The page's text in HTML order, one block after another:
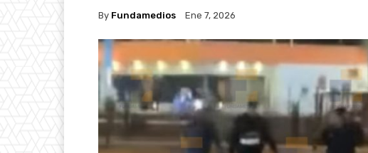
By Fundamedios Ene 7, 2026